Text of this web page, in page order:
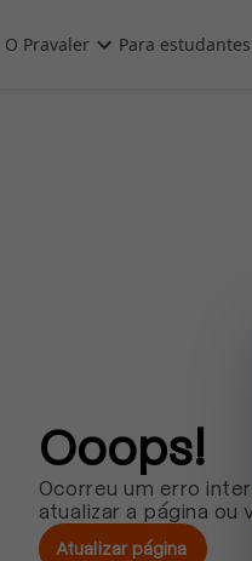
O Pravaler Para estudantes
Ooops!
Ocorreu um erro
atualizar a página ou
Atualizar página